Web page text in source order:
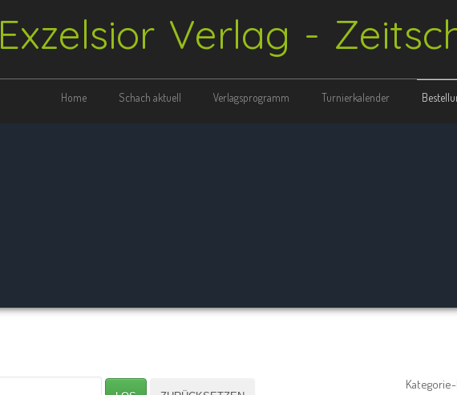
Exzelsior Verlag -
Home Schach aktuell Verlagsprogramm Turnierkalender